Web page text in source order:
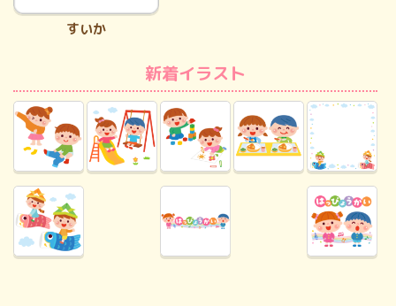
すいか
新着イラスト